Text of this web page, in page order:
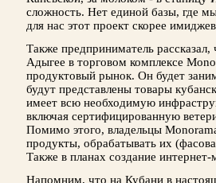
сложность. Нет единой базы, где
для нас этот проект скорее
Также предприниматель
Адыгее в торговом комплексе
продуктовый рынок. Он будет
будут представлены товары
имеет всю необходимую
включая сертифицированную
Помимо этого, владельцы
продукты, обрабатывать их
Также в планах создание
Напомним, что на Кубани в